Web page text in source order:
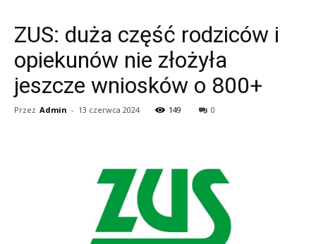
ZUS: duża część rodziców i
opiekunów nie złożyła
jeszcze wniosków o 800+
Przez Admin - 13 czerwca 2024 149 0